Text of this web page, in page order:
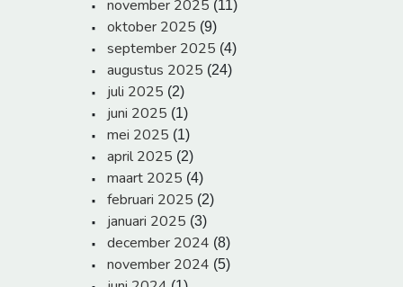
november 2025 (11)
oktober 2025 (9)
september 2025 (4)
augustus 2025 (24)
juli 2025 (2)
juni 2025 (1)
mei 2025 (1)
april 2025 (2)
maart 2025 (4)
februari 2025 (2)
januari 2025 (3)
december 2024 (8)
november 2024 (5)